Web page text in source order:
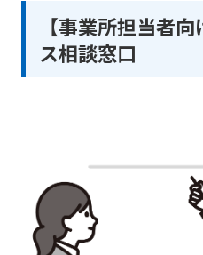
【事業所担当者
ス相談窓口